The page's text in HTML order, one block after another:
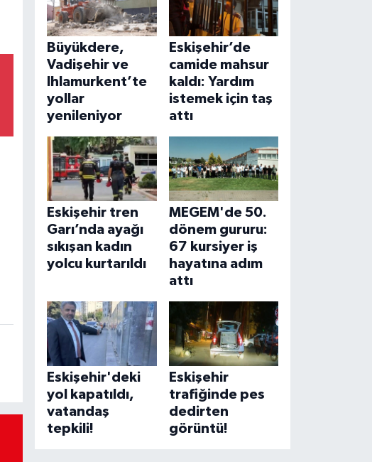
Büyükdere,
Vadişehir ve
Ihlamurkent’te
yollar
yenileniyor
Eskişehir’de
camide mahsur
kaldı: Yardım
istemek için taş
attı
Eskişehir tren
Garı’nda ayağı
sıkışan kadın
yolcu kurtarıldı
MEGEM'de 50.
dönem gururu:
67 kursiyer iş
hayatına adım
attı
Eskişehir'deki
yol kapatıldı,
vatandaş
tepkili!
Eskişehir
trafiğinde pes
dedirten
görüntü!